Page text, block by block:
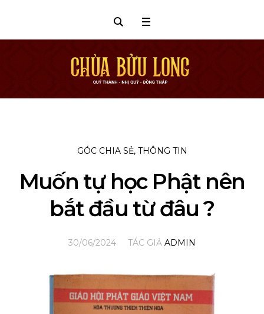
GÓC CHIA SẺ, THÔNG TIN
Muốn tự học Phật nên
bắt đầu từ đâu ?
30/06/2024 TÁC GIẢ ADMIN